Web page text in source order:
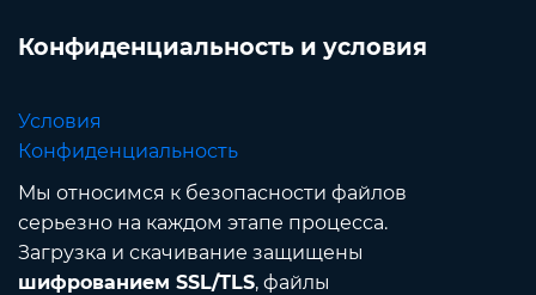
Конфиденциальность и условия
Условия
Конфиденциальность
Мы относимся к безопасности файлов
серьезно на каждом этапе процесса.
Загрузка и скачивание защищены
шифрованием SSL/TLS, файлы